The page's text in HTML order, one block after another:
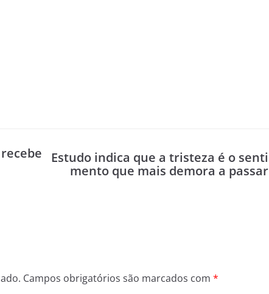
Estudo indica que a tristeza é o senti
mento que mais demora a passar
Campos obrigatórios são marcados com *